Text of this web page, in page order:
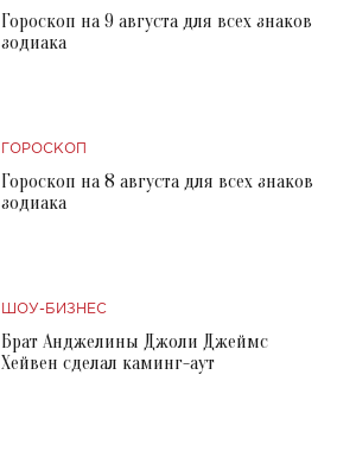
Гороскоп на 9 августа для всех знаков
зодиака
ГОРОСКОП
Гороскоп на 8 августа для всех знаков
зодиака
ШОУ-БИЗНЕС
Брат Анджелины Джоли Джеймс
Хейвен сделал каминг-аут